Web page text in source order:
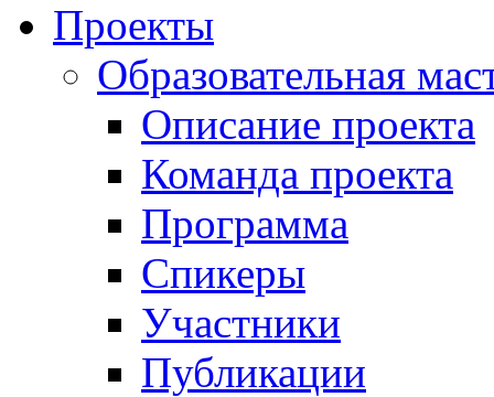
Проекты
Образовательная
Описание проекта
Команда проекта
Программа
Спикеры
Участники
Публикации